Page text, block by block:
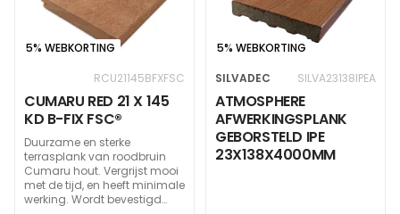
5% WEBKORTING
RCU21145BFXFSC
CUMARU RED 21 X 145
KD B-FIX FSC®
Duurzame en sterke
terrasplank van roodbruin
Cumaru hout. Vergrijst mooi
met de tijd, en heeft minimale
werking. Wordt bevestigd
5% WEBKORTING
SILVADEC
SILVA23138IPEA
ATMOSPHERE
AFWERKINGSPLANK
GEBORSTELD IPE
23X138X4000MM